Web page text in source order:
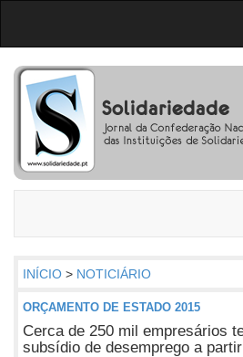
INÍCIO > NOTICIÁRIO
ORÇAMENTO DE ESTADO 2015
Cerca de 250 mil empresários
subsídio de desemprego a